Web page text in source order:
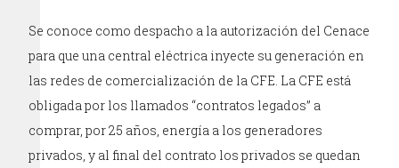
Se conoce como despacho a la autorización del Cenace
para que una central eléctrica inyecte su generación en
las redes de comercialización de la CFE. La CFE está
obligada por los llamados “contratos legados” a
comprar, por 25 años, energía a los generadores
privados, y al final del contrato los privados se quedan